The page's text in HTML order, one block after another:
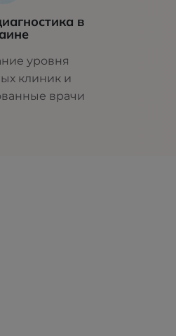
в
уровня
клиник и
врачи